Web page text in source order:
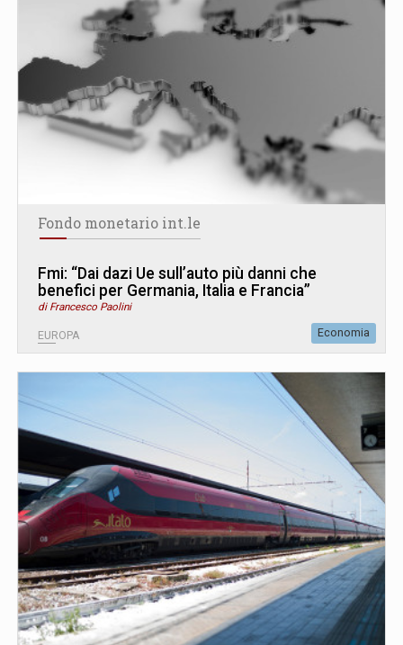
Fondo monetario int.le
Fmi: “Dai dazi Ue sull’auto più danni che
benefici per Germania, Italia e Francia”
di Francesco Paolini
EUROPA Economia